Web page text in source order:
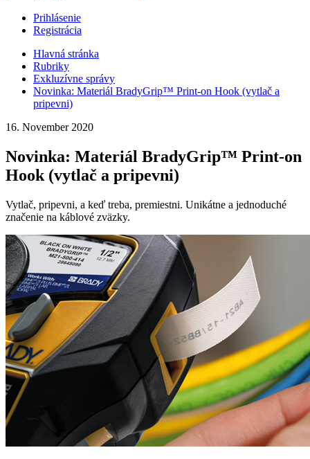
Prihlásenie
Registrácia
Hlavná stránka
Rubriky
Exkluzívne správy
Novinka: Materiál BradyGrip™ Print-on Hook (vytlač a
pripevni)
16. November 2020
Novinka: Materiál BradyGrip™ Print-on
Hook (vytlač a pripevni)
Vytlač, pripevni, a keď treba, premiestni. Unikátne a jednoduché
značenie na káblové zväzky.